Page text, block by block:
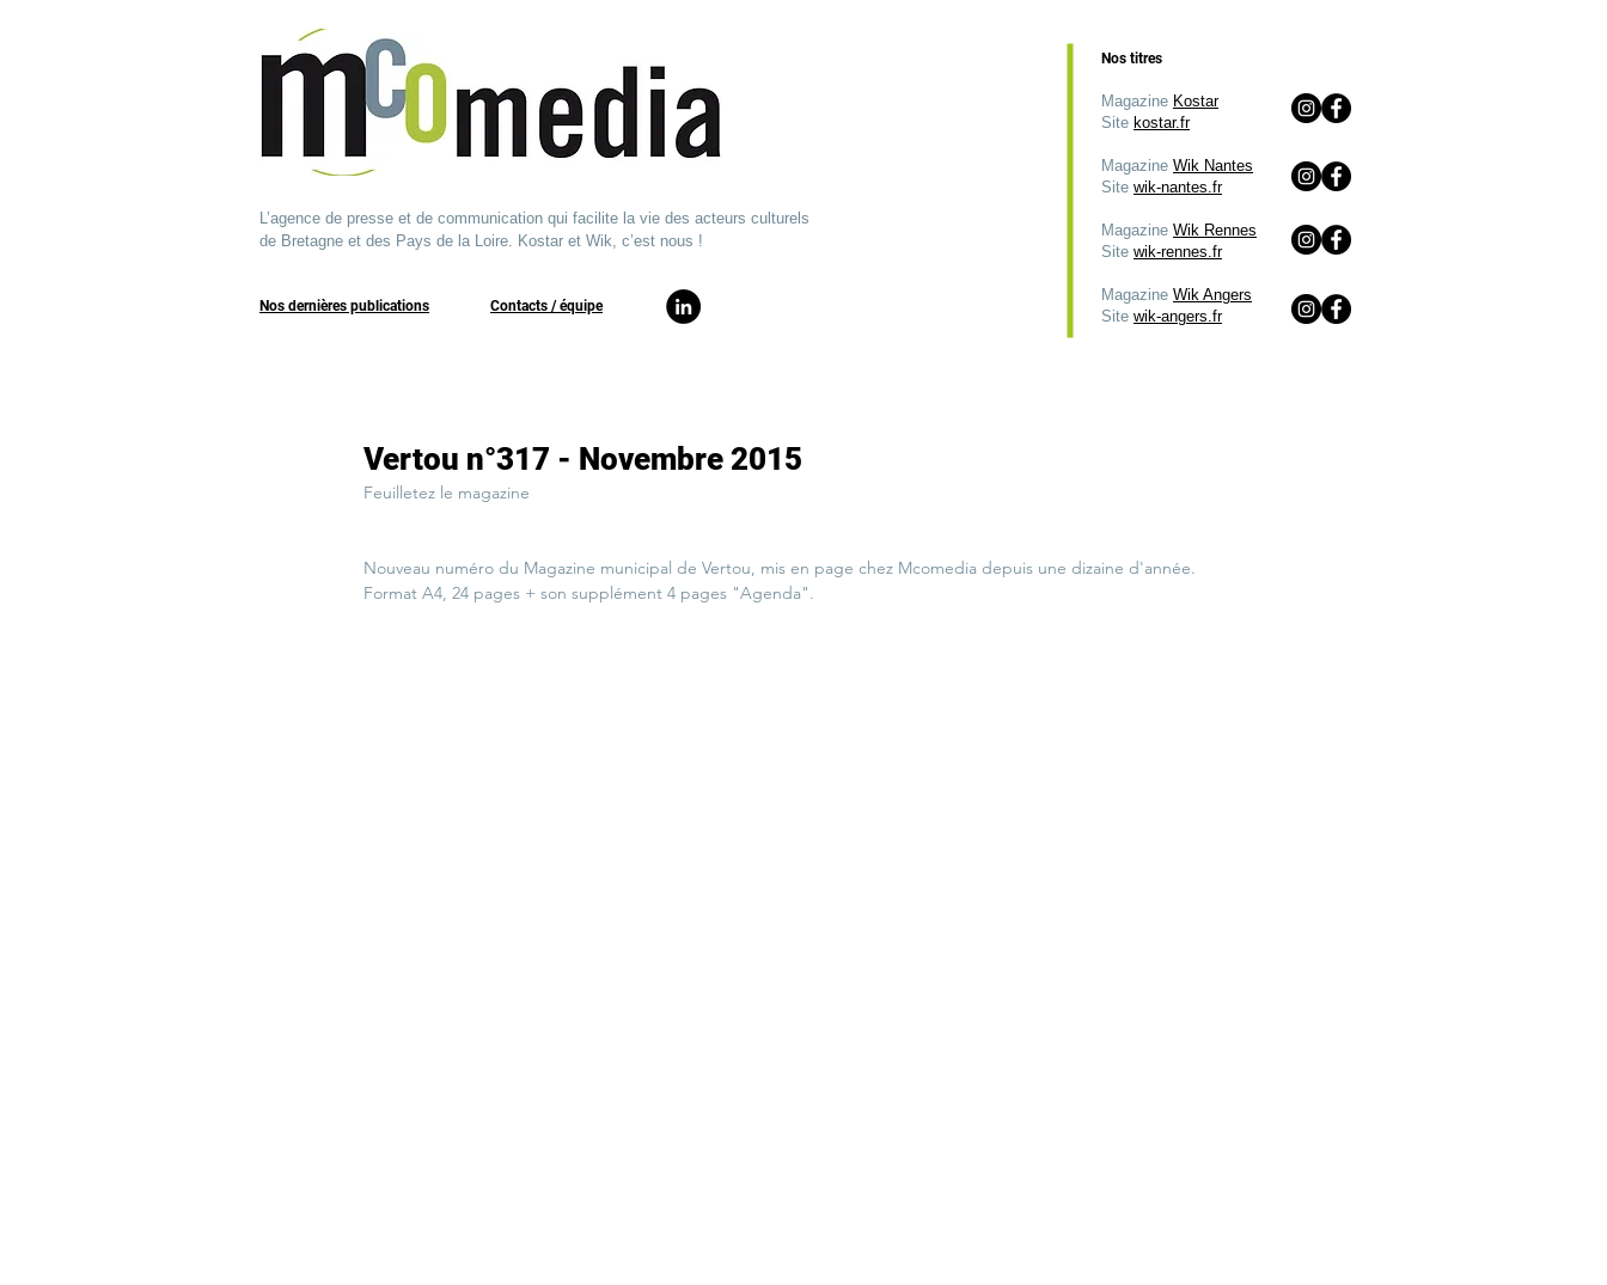
L’agence de presse et de communication qui facilite la vie des acteurs culturels
de Bretagne et des Pays de la Loire. Kostar et Wik, c’est nous !
Nos dernières publications ​Contacts / équipe​
Nos titres
Magazine Kostar
Site kostar.fr
Magazine Wik Nantes
Site wik-nantes.fr
Magazine Wik Rennes
Site wik-rennes.fr
Magazine Wik Angers
Site wik-angers.fr
Vertou n°317 - Novembre 2015
Feuilletez le magazine
Nouveau numéro du Magazine municipal de Vertou, mis en page chez Mcomedia depuis une dizaine d'année.
Format A4, 24 pages + son supplément 4 pages "Agenda".